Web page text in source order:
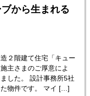
から生まれる
２階建て住宅「キュー
主さまのご厚意によ
した。 設計事務所5社
物件です。 マイ […]